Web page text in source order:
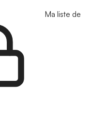
Ma liste de